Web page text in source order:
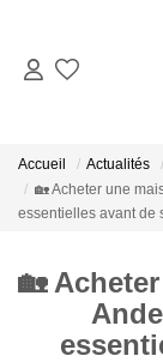
Accueil Actualités
🏡 Acheter une
essentielles avant de
🏡